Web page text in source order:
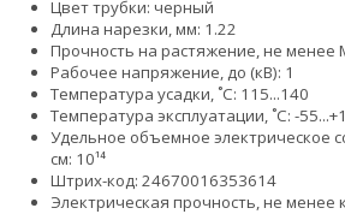
Цвет трубки: черный
Длина нарезки, мм: 1.22
Прочность на растяжение, не менее
Рабочее напряжение, до (кВ): 1
Температура усадки, ˚С: 115...140
Температура эксплуатации, ˚С: -
Удельное объемное электрическое
см: 10¹⁴
Штрих-код: 24670016353614
Электрическая прочность, не менее